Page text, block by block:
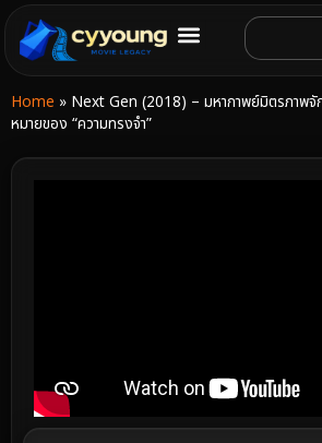
Home » Next Gen (2018) – มหากาพย์มิตรภาพจั
หมายของ “ความทรงจำ”